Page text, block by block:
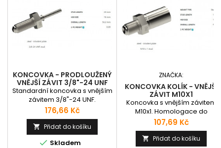
KONCOVKA - PRODLOUŽENÝ
VNĚJŠÍ ZÁVIT 3/8"-24 UNF
Standardní koncovka s vnějším
závitem 3/8"-24 UNF.
Délka závitu 24 mm. Hex 16 mm.
Celk. délka 56,2 mm.
Cena
176,66 Kč
 Přidat do košíku
 Skladem
ZNAČKA:
KONCOVKA KOLÍK - VNĚJŠÍ
ZÁVIT M10X1
Koncovka s vnějším závitem
M10x1. Homologace do
běžného provozu. Prodloužený
kolík
Cena
107,69 Kč
 Přidat do košíku